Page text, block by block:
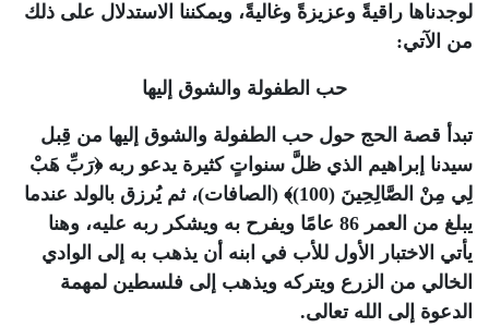
لوجدناها راقيةً وعزيزةً وغاليةً، ويمكننا الاستدلال على ذلك
من الآتي:
حب الطفولة والشوق إليها
تبدأ قصة الحج حول حب الطفولة والشوق إليها من قِبل
سيدنا إبراهيم الذي ظلَّ سنواتٍ كثيرة يدعو ربه﴿رَبِّ هَبْ
لِي مِنْ الصَّالِحِينَ (100)﴾
(الصافات)، ثم يُرزق بالولد عندما
يبلغ من العمر 86 عامًا ويفرح به ويشكر ربه عليه، وهنا
يأتي الاختبار الأول للأب في ابنه أن يذهب به إلى الوادي
الخالي من الزرع ويتركه ويذهب إلى فلسطين لمهمة
الدعوة إلى الله تعالى.